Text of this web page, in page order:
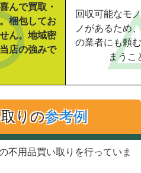
んで買取・
梱包してお
ん。地域密
店の強みで
回収可能なモ
ノがあるため
の業者にも頼
まうこ
りの参考例
不用品買い取りを行っていま